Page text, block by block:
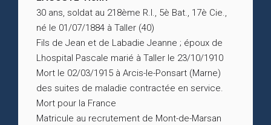
30 ans, soldat au 218ème R.I., 5è Bat., 17è Cie.,
né le 01/07/1884 à Taller (40)
Fils de Jean et de Labadie Jeanne ; époux de
Lhospital Pascale marié à Taller le 23/10/1910
Mort le 02/03/1915 à Arcis-le-Ponsart (Marne)
des suites de maladie contractée en service.
Mort pour la France
Matricule au recrutement de Mont-de-Marsan